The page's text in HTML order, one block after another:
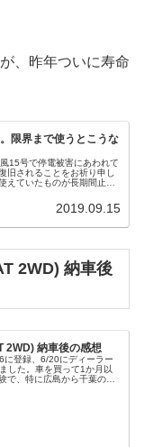
、昨年ついに寿命
限界まで使うとこうな
15号で停電被害にあわれて
旧されることをお祈り申し
えていたものが長期間止ま
2019.09.15
2WD) 納車後
2WD) 納車後の感想
登録、6/20にディーラー
した。車を買って1か月以
で、特に広島から千葉の架